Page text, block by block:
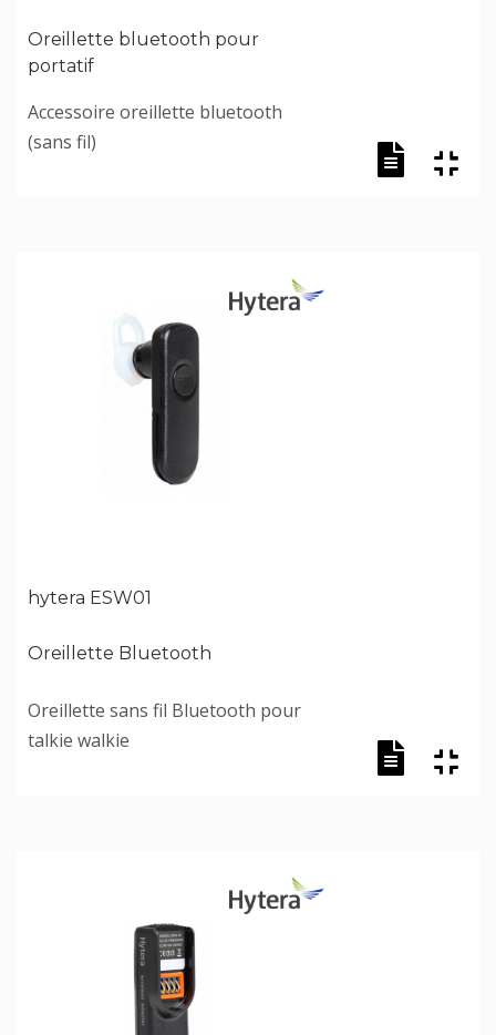
Oreillette bluetooth pour
portatif
Accessoire oreillette bluetooth
(sans fil)
hytera ESW01
Oreillette Bluetooth
Oreillette sans fil Bluetooth pour
talkie walkie